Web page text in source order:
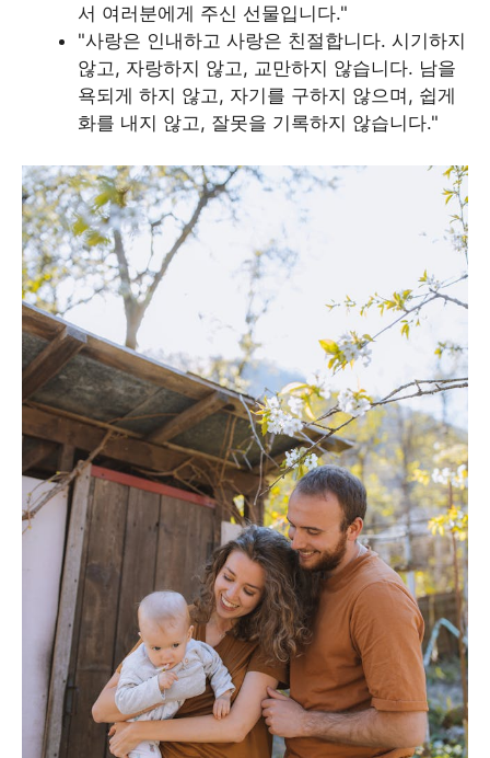
서 여러분에게 주신 선물입니다."
"사랑은 인내하고 사랑은 친절합니다. 시기하지
않고, 자랑하지 않고, 교만하지 않습니다. 남을
욕되게 하지 않고, 자기를 구하지 않으며, 쉽게
화를 내지 않고, 잘못을 기록하지 않습니다."